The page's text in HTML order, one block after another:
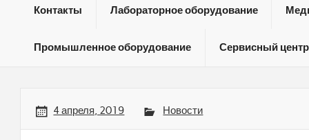
Контакты Лабораторное оборудование
Промышленное оборудование Сервисный центр
4 апреля, 2019 Новости